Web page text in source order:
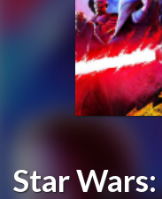
Star